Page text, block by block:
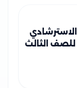
للصف الثالث